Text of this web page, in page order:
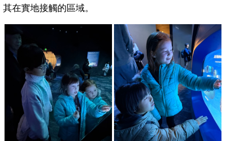
其在實地接觸的區域。